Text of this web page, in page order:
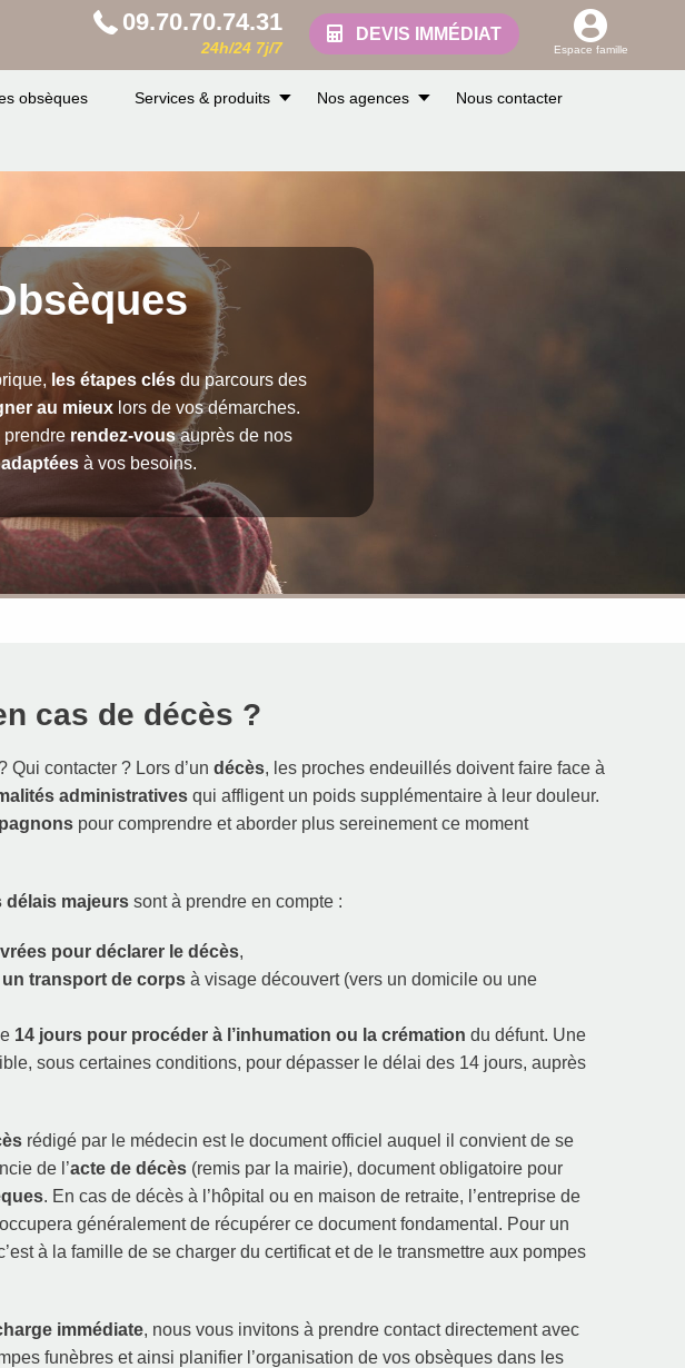
09.70.70.74.31
24h/24 7j/7
DEVIS IMMÉDIAT
Espace famille
obsèques Services & produits Nos agences Nous contacter
les étapes clésdu parcours des
au mieuxlors de vos démarches.
prendre rendez-vousauprès de nos
à vos besoins.
cas de décès ?
Qui contacter ? Lors d’undécès, les proches endeuillés doivent faire face à
administratives qui affligent un poids supplémentaire à leur douleur.
pour comprendre et aborder plus sereinement ce moment
délais majeurs sont à prendre en compte :
pour déclarer le décès,
transport de corps à visage découvert (vers un domicile ou une
14 jours pour procéder à l’inhumation ou la crémation du défunt. Une
sous certaines conditions, pour dépasser le délai des 14 jours, auprès
rédigé par le médecin est le document officiel auquel il convient de se
de l’acte de décès (remis par la mairie), document obligatoire pour
. En cas de décès à l’hôpital ou en maison de retraite, l’entreprise de
généralement de récupérer ce document fondamental. Pour un
à la famille de se charger du certificat et de le transmettre aux pompes
immédiate, nous vous invitons à prendre contact directement avec
funèbres et ainsi planifier l’organisation de vos obsèques dans les